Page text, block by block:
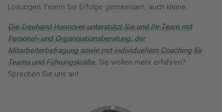
Lösungen. Feiern Sie Erfolge gemeinsam, auch kleine.
Die Treuhand Hannover unterstützt Sie und Ihr Team mit
Personal- und Organisationsberatung, der
Mitarbeiterbefragung sowie mit individuellem Coaching für
Teams und Führungskräfte. Sie wollen mehr erfahren?
Sprechen Sie uns an!